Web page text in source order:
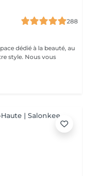
288
dédié à la beauté, au
vous